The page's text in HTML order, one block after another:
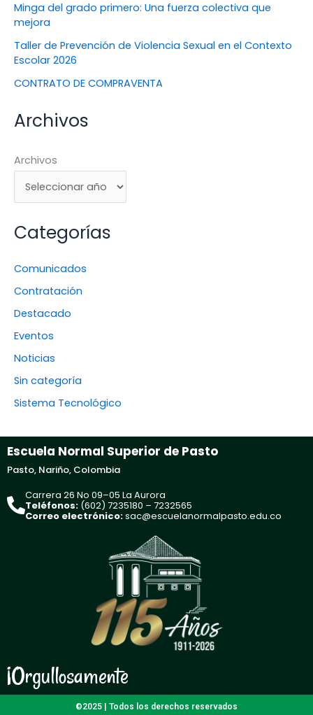
Minga del grado primero: Una fuerza colectiva que
mejora
Taller de Prevención de Violencia Sexual en el Contexto
Escolar 2026
CONTRATO DE COMPRAVENTA
Archivos
Archivos
Categorías
Comunicados
Contratación
Destacado
Eventos
Noticias
Sin categoría
Sistema Tecnológico
Escuela Normal Superior de Pasto
Pasto, Nariño, Colombia
Carrera 26 No 09–05 La Aurora
Teléfonos: (602) 7235180 – 7232565
Correo electrónico:sac@escuelanormalpasto.edu.co
¡Orgullosamente
©2025 | Todos los derechos reservados